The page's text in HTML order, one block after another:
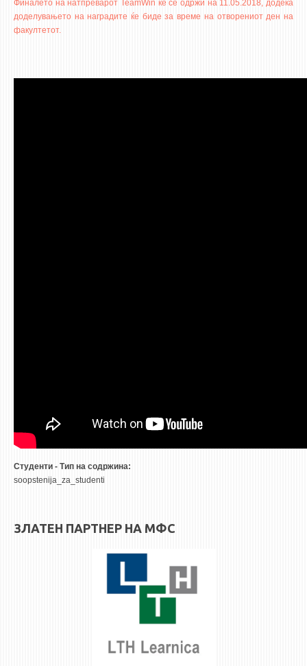
Финалето на натпреварот TeamWin ќе се одржи на 11.05.2018, додека
доделувањето на наградите ќе биде за време на отворениот ден на
факултетот.
Студенти - Тип на содржина:
soopstenija_za_studenti
ЗЛАТЕН ПАРТНЕР НА МФС